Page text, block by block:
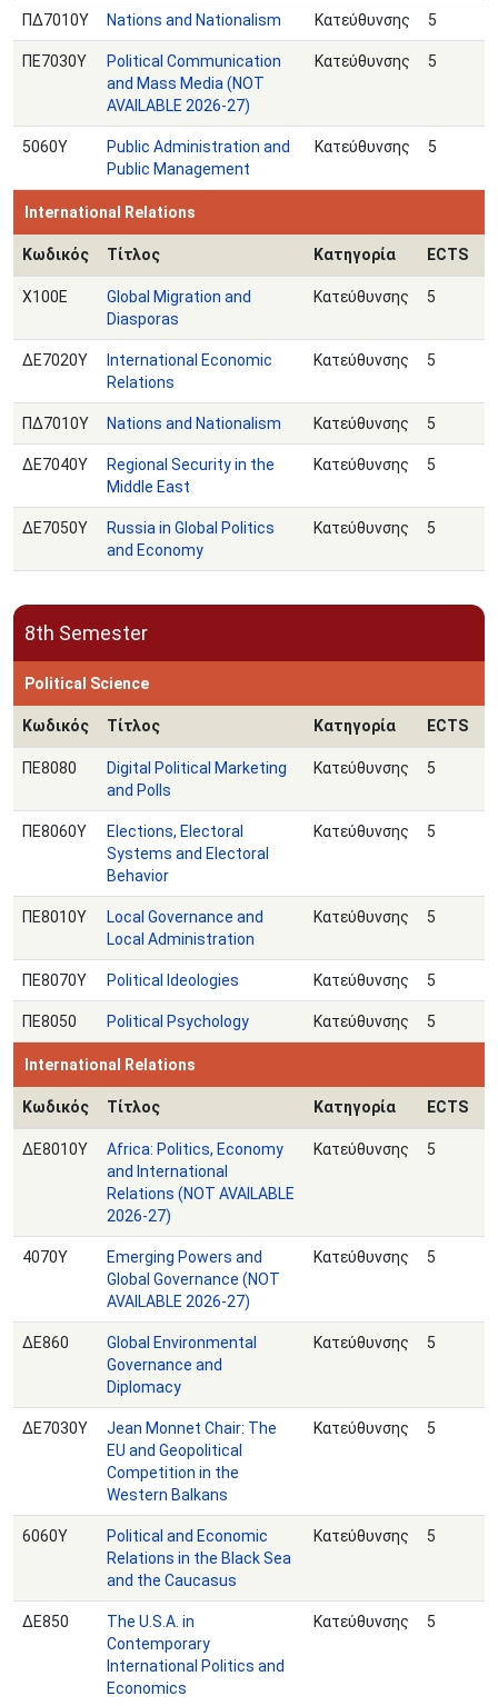
ΠΔ7010Υ Nations and Nationalism Κατεύθυνσης 5
ΠΕ7030Υ
Political Communication
and Mass Media (NOT
AVAILABLE 2026-27)
Κατεύθυνσης 5
5060Υ
Public Administration and
Public Management
Κατεύθυνσης 5
International Relations
Κωδικός Τίτλος Κατηγορία ECTS
Χ100Ε
Global Migration and
Diasporas
Κατεύθυνσης 5
ΔΕ7020Υ
International Economic
Relations
Κατεύθυνσης 5
ΠΔ7010Υ Nations and Nationalism Κατεύθυνσης 5
ΔΕ7040Υ
Regional Security in the
Middle East
Κατεύθυνσης 5
ΔΕ7050Υ
Russia in Global Politics
and Economy
Κατεύθυνσης 5
8th Semester
Political Science
Κωδικός Τίτλος Κατηγορία ECTS
ΠΕ8080
Digital Political Marketing
and Polls
Κατεύθυνσης 5
ΠΕ8060Υ
Elections, Electoral
Systems and Electoral
Behavior
Κατεύθυνσης 5
ΠΕ8010Υ
Local Governance and
Local Administration
Κατεύθυνσης 5
ΠΕ8070Υ Political Ideologies Κατεύθυνσης 5
ΠΕ8050 Political Psychology Κατεύθυνσης 5
International Relations
Κωδικός Τίτλος Κατηγορία ECTS
ΔΕ8010Υ
Africa: Politics, Economy
and International
Relations (NOT AVAILABLE
2026-27)
Κατεύθυνσης 5
4070Υ
Emerging Powers and
Global Governance (NOT
AVAILABLE 2026-27)
Κατεύθυνσης 5
ΔΕ860
Global Environmental
Governance and
Diplomacy
Κατεύθυνσης 5
ΔΕ7030Υ
Jean Monnet Chair: The
EU and Geopolitical
Competition in the
Western Balkans
Κατεύθυνσης 5
6060Υ
Political and Economic
Relations in the Black Sea
and the Caucasus
Κατεύθυνσης 5
ΔΕ850
The U.S.A. in
Contemporary
International Politics and
Economics
Κατεύθυνσης 5